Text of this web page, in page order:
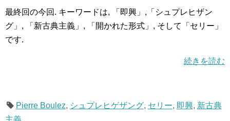
最終回の今回. キーワードは, 「即興」,「シュプレヒザン
グ」, 「新古典主義」, 「開かれた形式」, そして「セリー」
です.
続きを読む
Pierre Boulez, シュプレヒゲザング, セリー, 即興, 新古典